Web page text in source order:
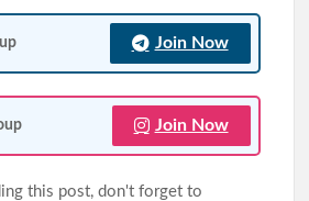
Join Now
Join Now
this post, don't forget to